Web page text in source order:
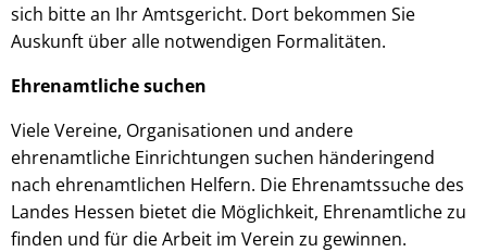
sich bitte an Ihr Amtsgericht. Dort bekommen Sie
Auskunft über alle notwendigen Formalitäten.
Ehrenamtliche suchen
Viele Vereine, Organisationen und andere
ehrenamtliche Einrichtungen suchen händeringend
nach ehrenamtlichen Helfern. Die Ehrenamtssuche des
Landes Hessen bietet die Möglichkeit, Ehrenamtliche zu
finden und für die Arbeit im Verein zu gewinnen.